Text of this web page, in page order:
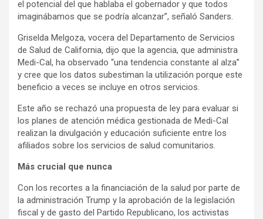
el potencial del que hablaba el gobernador y que todos
imaginábamos que se podría alcanzar”, señaló Sanders.
Griselda Melgoza, vocera del Departamento de Servicios
de Salud de California, dijo que la agencia, que administra
Medi-Cal, ha observado “una tendencia constante al alza”
y cree que los datos subestiman la utilización porque este
beneficio a veces se incluye en otros servicios.
Este año se rechazó una propuesta de ley para evaluar si
los planes de atención médica gestionada de Medi-Cal
realizan la divulgación y educación suficiente entre los
afiliados sobre los servicios de salud comunitarios.
Más crucial que nunca
Con los recortes a la financiación de la salud por parte de
la administración Trump y la aprobación de la legislación
fiscal y de gasto del Partido Republicano, los activistas